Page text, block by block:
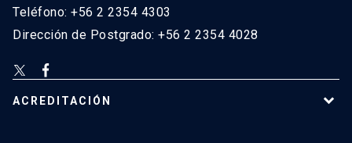
Teléfono: +56 2 2354 4303
Dirección de Postgrado: +56 2 2354 4028
ACREDITACIÓN